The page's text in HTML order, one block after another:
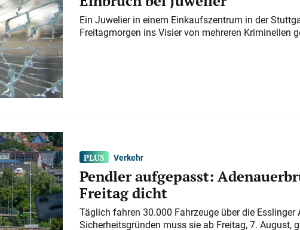
Ein Juwelier in einem Einkaufszentrum in der
Freitagmorgen ins Visier von mehreren Kriminellen
Verkehr
Pendler aufgepasst:
Freitag dicht
Täglich fahren 30.000 Fahrzeuge über die Esslinger
Sicherheitsgründen muss sie ab Freitag, 7. August,